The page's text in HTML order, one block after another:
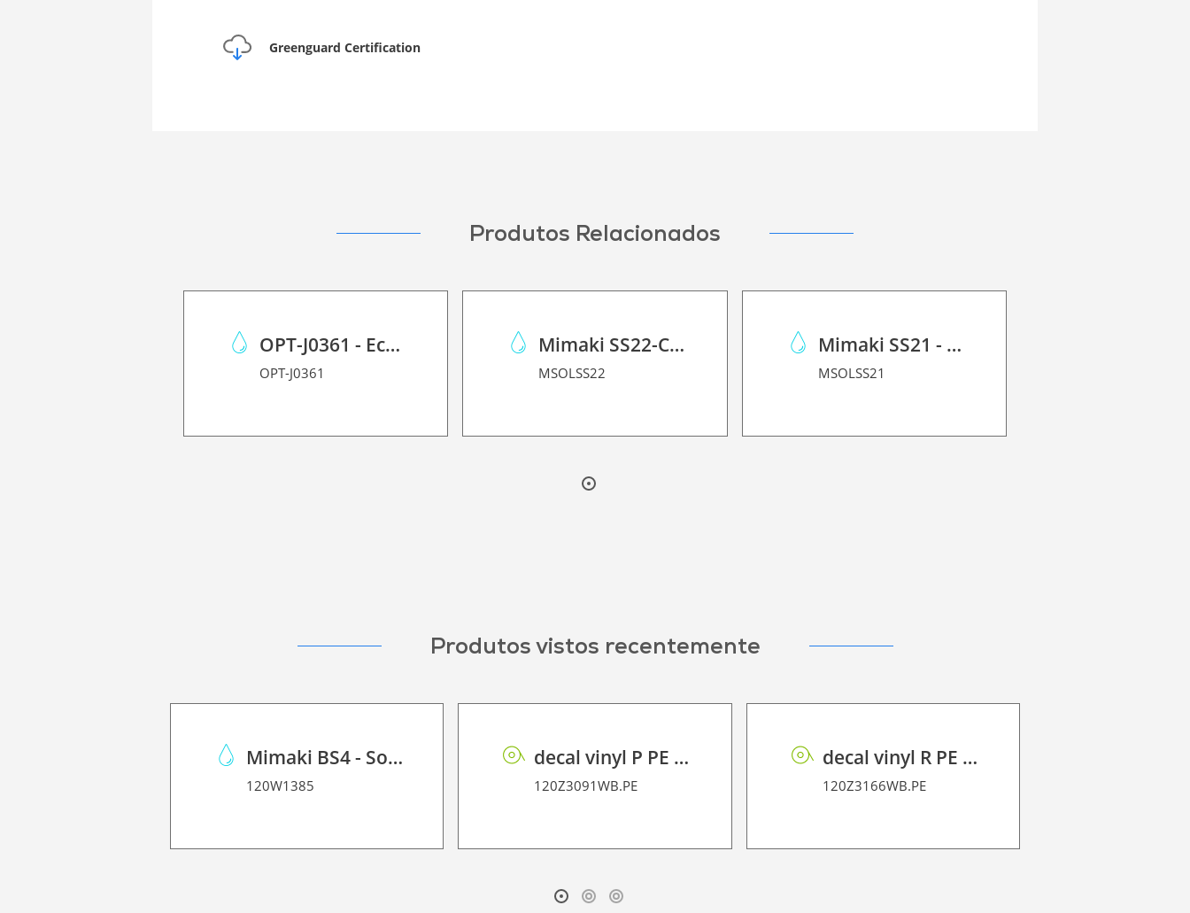
Greenguard Certification
Produtos Relacionados
OPT-J0361 - Eco Case p/Mimaki JV150/CJV150/CJV300
OPT-J0361
Mimaki SS22-C-1L
MSOLSS22
Mimaki SS21 - Solvent Ink
MSOLSS21
Produtos vistos recentemente
Mimaki BS4 - Solvent Ink
120W1385
decal vinyl P PE 95 BO
120Z3091WB.PE
decal vinyl R PE 100
120Z3166WB.PE